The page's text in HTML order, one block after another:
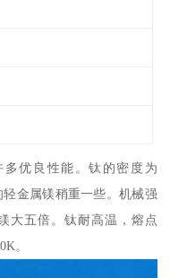
优良性能。钛的密度为
轻金属镁稍重一些。机械强
大五倍。钛耐高温，熔点
。